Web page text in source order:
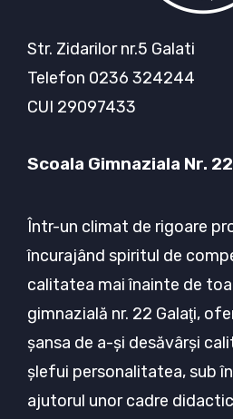
Str. Zidarilor nr.5 Galati
Telefon 0236 324244
CUI 29097433
Scoala Gimnaziala Nr.
Într-un climat de rigoare
încurajând spiritul de
calitatea mai înainte de
gimnazială nr. 22 Galaţi,
şansa de a-şi desăvârşi
şlefui personalitatea, sub
ajutorul unor cadre